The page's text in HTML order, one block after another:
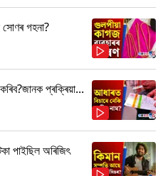
সোণৰ গহনা?
প্ৰক্ৰিয়া...
পাইছিল অৰিজিৎ